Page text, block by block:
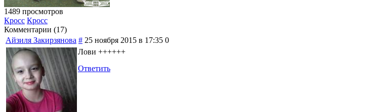
1489 просмотров
Кросс Кросс
Комментарии (17)
Айзиля Закирзянова # 25 ноября 2015 в 17:35 0
Лови ++++++
Ответить